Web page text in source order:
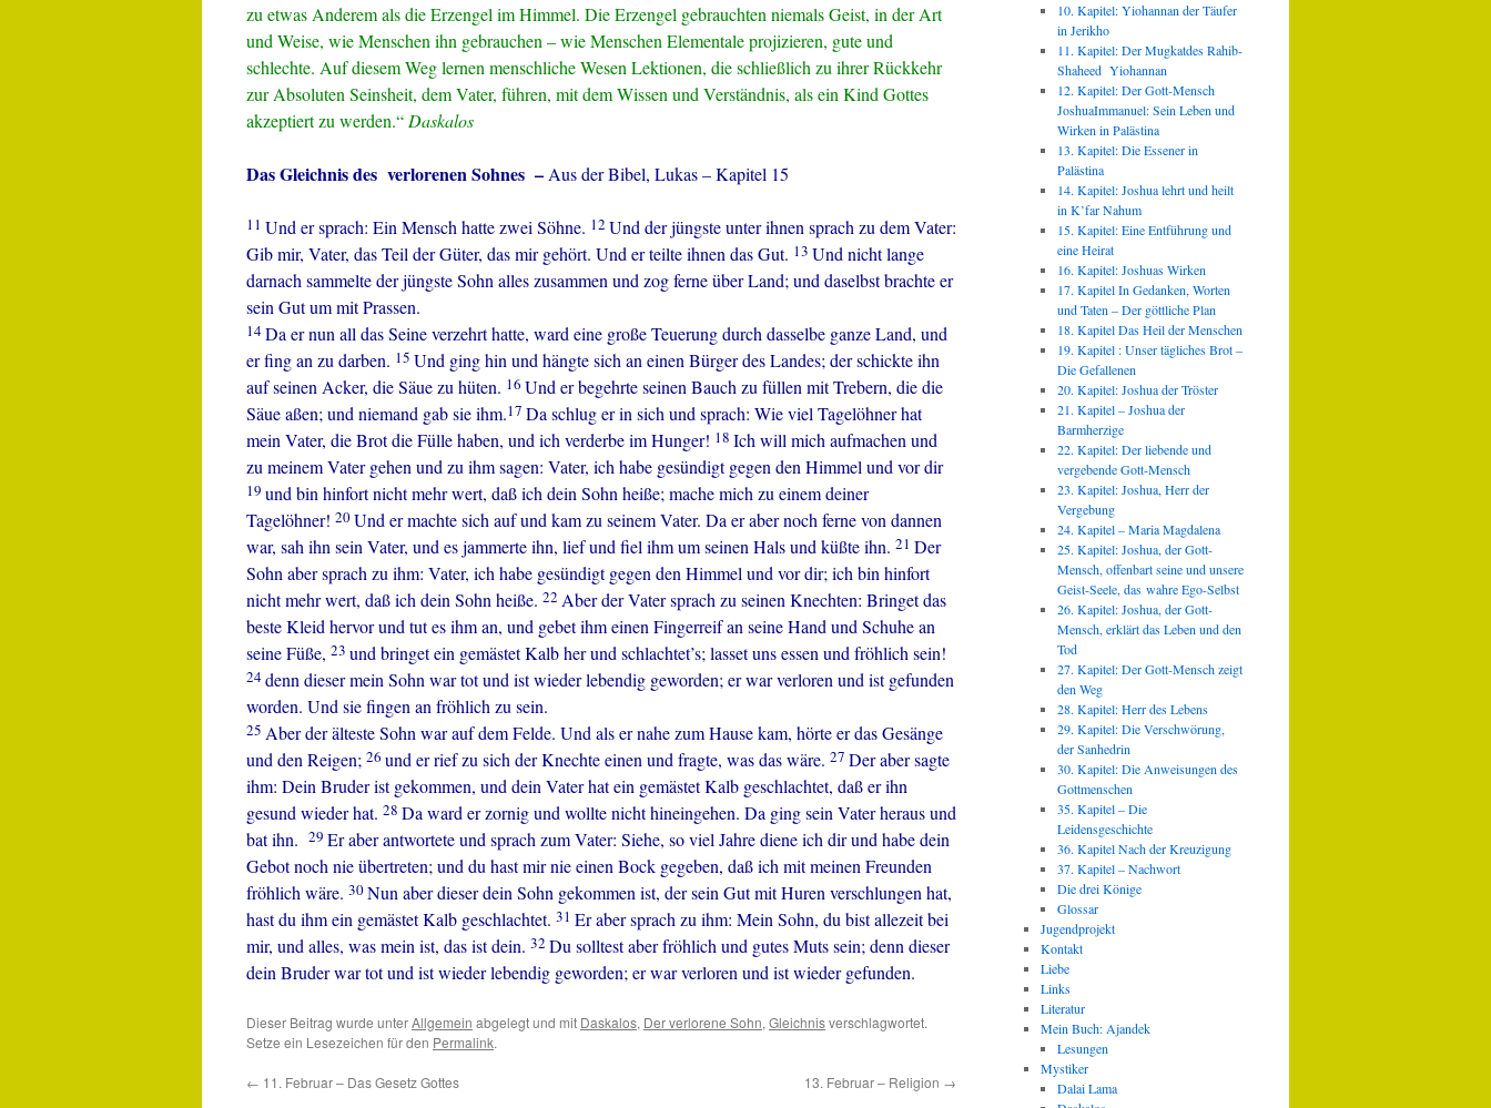
zu etwas Anderem als die Erzengel im Himmel. Die Erzengel gebrauchten niemals Geist, in der Art
und Weise, wie Menschen ihn gebrauchen – wie Menschen Elementale projizieren, gute und
schlechte. Auf diesem Weg lernen menschliche Wesen Lektionen, die schließlich zu ihrer Rückkehr
zur Absoluten Seinsheit, dem Vater, führen, mit dem Wissen und Verständnis, als ein Kind Gottes
akzeptiert zu werden.“ Daskalos
Das Gleichnis des verlorenen Sohnes – Aus der Bibel, Lukas – Kapitel 15
11 Und er sprach: Ein Mensch hatte zwei Söhne. 12 Und der jüngste unter ihnen sprach zu dem Vater:
Gib mir, Vater, das Teil der Güter, das mir gehört. Und er teilte ihnen das Gut. 13 Und nicht lange
darnach sammelte der jüngste Sohn alles zusammen und zog ferne über Land; und daselbst brachte er
sein Gut um mit Prassen.
14Da er nun all das Seine verzehrt hatte, ward eine große Teuerung durch dasselbe ganze Land, und
er fing an zu darben. 15 Und ging hin und hängte sich an einen Bürger des Landes; der schickte ihn
auf seinen Acker, die Säue zu hüten. 16 Und er begehrte seinen Bauch zu füllen mit Trebern, die die
Säue aßen; und niemand gab sie ihm.17 Da schlug er in sich und sprach: Wie viel Tagelöhner hat
mein Vater, die Brot die Fülle haben, und ich verderbe im Hunger! 18 Ich will mich aufmachen und
zu meinem Vater gehen und zu ihm sagen: Vater, ich habe gesündigt gegen den Himmel und vor dir
19 und bin hinfort nicht mehr wert, daß ich dein Sohn heiße; mache mich zu einem deiner
Tagelöhner! 20Und er machte sich auf und kam zu seinem Vater. Da er aber noch ferne von dannen
war, sah ihn sein Vater, und es jammerte ihn, lief und fiel ihm um seinen Hals und küßte ihn. 21 Der
Sohn aber sprach zu ihm: Vater, ich habe gesündigt gegen den Himmel und vor dir; ich bin hinfort
nicht mehr wert, daß ich dein Sohn heiße. 22 Aber der Vater sprach zu seinen Knechten: Bringet das
beste Kleid hervor und tut es ihm an, und gebet ihm einen Fingerreif an seine Hand und Schuhe an
seine Füße, 23 und bringet ein gemästet Kalb her und schlachtet’s; lasset uns essen und fröhlich sein!
24denn dieser mein Sohn war tot und ist wieder lebendig geworden; er war verloren und ist gefunden
worden. Und sie fingen an fröhlich zu sein.
25 Aber der älteste Sohn war auf dem Felde. Und als er nahe zum Hause kam, hörte er das Gesänge
und den Reigen; 26 und er rief zu sich der Knechte einen und fragte, was das wäre. 27 Der aber sagte
ihm: Dein Bruder ist gekommen, und dein Vater hat ein gemästet Kalb geschlachtet, daß er ihn
gesund wieder hat. 28 Da ward er zornig und wollte nicht hineingehen. Da ging sein Vater heraus und
bat ihn. 29 Er aber antwortete und sprach zum Vater: Siehe, so viel Jahre diene ich dir und habe dein
Gebot noch nie übertreten; und du hast mir nie einen Bock gegeben, daß ich mit meinen Freunden
fröhlich wäre. 30Nun aber dieser dein Sohn gekommen ist, der sein Gut mit Huren verschlungen hat,
hast du ihm ein gemästet Kalb geschlachtet. 31 Er aber sprach zu ihm: Mein Sohn, du bist allezeit bei
mir, und alles, was mein ist, das ist dein. 32 Du solltest aber fröhlich und gutes Muts sein; denn dieser
dein Bruder war tot und ist wieder lebendig geworden; er war verloren und ist wieder gefunden.
Dieser Beitrag wurde unterAllgemein abgelegt und mit Daskalos, Der verlorene Sohn, Gleichnisverschlagwortet.
Setze ein Lesezeichen für den Permalink.
← 11. Februar – Das Gesetz Gottes 13. Februar – Religion →
10. Kapitel: Yiohannan der Täufer
in Jerikho
11. Kapitel: Der Mugkatdes Rahib-
Shaheed Yiohannan
12. Kapitel: Der Gott-Mensch
JoshuaImmanuel: Sein Leben und
Wirken in Palästina
13. Kapitel: Die Essener in
Palästina
14. Kapitel: Joshua lehrt und heilt
in K’far Nahum
15. Kapitel: Eine Entführung und
eine Heirat
16. Kapitel: Joshuas Wirken
17. Kapitel In Gedanken, Worten
und Taten – Der göttliche Plan
18. Kapitel Das Heil der Menschen
19. Kapitel : Unser tägliches Brot –
Die Gefallenen
20. Kapitel: Joshua der Tröster
21. Kapitel – Joshua der
Barmherzige
22. Kapitel: Der liebende und
vergebende Gott-Mensch
23. Kapitel: Joshua, Herr der
Vergebung
24. Kapitel – Maria Magdalena
25. Kapitel: Joshua, der Gott-
Mensch, offenbart seine und unsere
Geist-Seele, das wahre Ego-Selbst
26. Kapitel: Joshua, der Gott-
Mensch, erklärt das Leben und den
Tod
27. Kapitel: Der Gott-Mensch zeigt
den Weg
28. Kapitel: Herr des Lebens
29. Kapitel: Die Verschwörung,
der Sanhedrin
30. Kapitel: Die Anweisungen des
Gottmenschen
35. Kapitel – Die
Leidensgeschichte
36. Kapitel Nach der Kreuzigung
37. Kapitel – Nachwort
Die drei Könige
Glossar
Jugendprojekt
Kontakt
Liebe
Links
Literatur
Mein Buch: Ajandek
Lesungen
Mystiker
Dalai Lama